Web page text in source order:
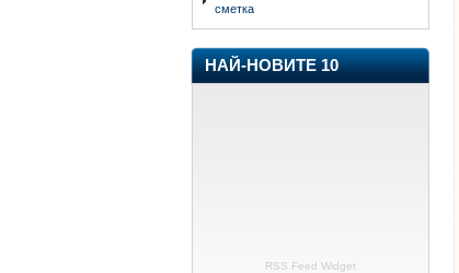
сметка
НАЙ-НОВИТЕ 10
RSS Feed Widget